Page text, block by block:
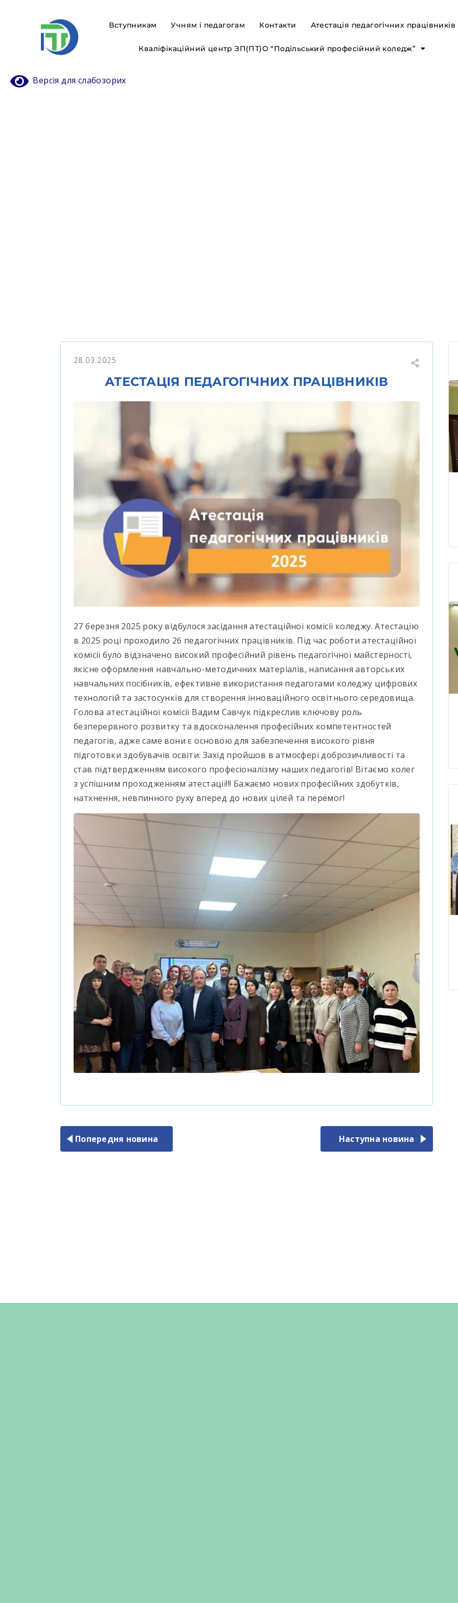
Вступникам Учням і педагогам Контакти Атестація педагогічних працівників
Кваліфікаційний центр ЗП(ПТ)О “Подільський професійний коледж”
Версія для слабозорих
28.03.2025
АТЕСТАЦІЯ ПЕДАГОГІЧНИХ ПРАЦІВНИКІВ
27 березня 2025 року відбулося засідання атестаційної комісії коледжу. Атестацію
в 2025 році проходило 26 педагогічних працівників. Під час роботи атестаційної
комісії було відзначено високий професійний рівень педагогічної майстерності,
якісне оформлення навчально-методичних матеріалів, написання авторських
навчальних посібників, ефективне використання педагогами коледжу цифрових
технологій та застосунків для створення інноваційного освітнього середовища.
Голова атестаційної комісії Вадим Савчук підкреслив ключову роль
безперервного розвитку та вдосконалення професійних компетентностей
педагогів, адже саме вони є основою для забезпечення високого рівня
підготовки здобувачів освіти. Захід пройшов в атмосфері доброзичливості та
став підтвердженням високого професіоналізму наших педагогів! Вітаємо колег
з успішним проходженням атестації!!! Бажаємо нових професійних здобутків,
натхнення, невпинного руху вперед до нових цілей та перемог!
Попередня новина Наступна новина